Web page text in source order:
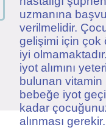
uzmanına
verilmelidir.
gelişimi için çok
iyi
iyot alımını
bulunan vitamin
bebeğe iyot
kadar
alınması gerekir.